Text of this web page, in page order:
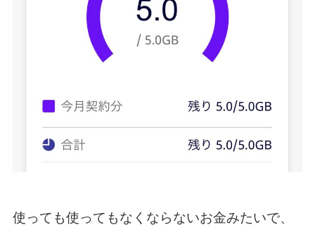
使っても使ってもなくならないお金みたいで、